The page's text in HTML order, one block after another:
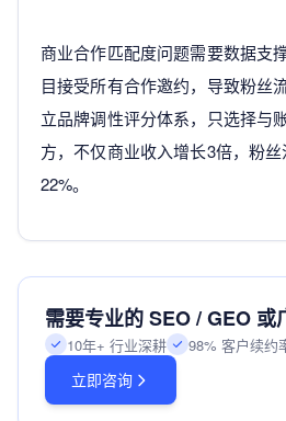
商业合作匹配度问题需要数据支
目接受所有合作邀约，导致粉丝
立品牌调性评分体系，只选择与
方，不仅商业收入增长3倍，粉
22%。
需要专业的 SEO / GEO 或
10年+ 行业深耕 98% 客户续约
立即咨询